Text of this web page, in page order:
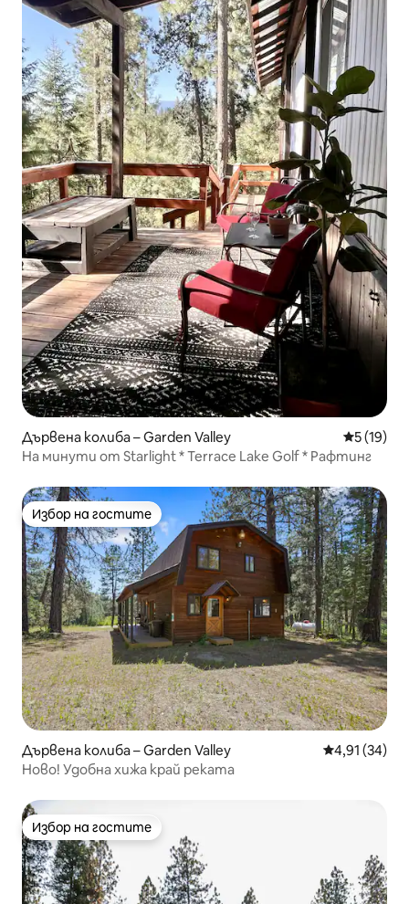
Дървена колиба – Garden Valley Средна
5 (19)
На минути от Starlight * Terrace Lake Golf * Рафтинг
Избор на гостите
Избор на гостите
Дървена колиба – Garden Valley Средна
4,91 (34)
Ново! Удобна хижа край реката
Избор на гостите
Избор на гостите